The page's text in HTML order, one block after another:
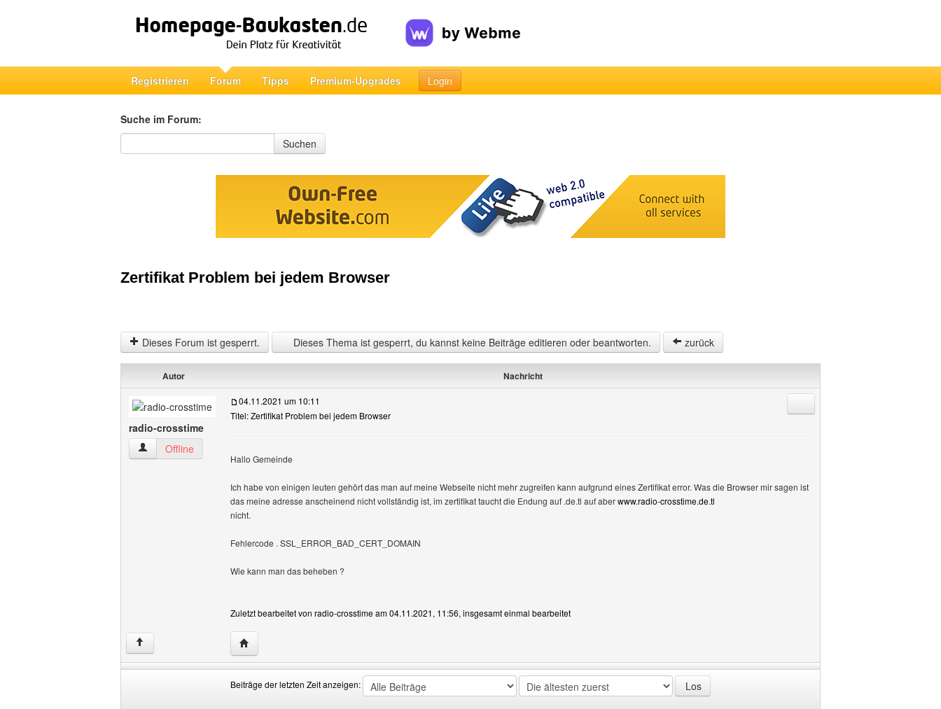
Registrieren Forum Tipps Premium-Upgrades Login
Suche im Forum:
Suche im Forum
Suchen
Zertifikat Problem bei jedem Browser
Dieses Forum ist gesperrt. Dieses Thema ist gesperrt, du kannst keine Beiträge editieren oder beantworten. zurück
Autor Nachricht
radio-crosstime
radio-crosstime Benutzer-Profile anzeigen
Offline
04.11.2021 um 10:11
Titel: Zertifikat Problem bei jedem Browser
Hallo Gemeinde
Ich habe von einigen leuten gehört das man auf meine Webseite nicht mehr zugreifen kann aufgrund eines Zertifikat error. Was die Browser mir sagen ist
das meine adresse anscheinend nicht vollständig ist, im zertifikat taucht die Endung auf .de.tl auf aberwww.radio-crosstime.de.tl
nicht.
Fehlercode . SSL_ERROR_BAD_CERT_DOMAIN
Wie kann man das beheben ?
Zuletzt bearbeitet von radio-crosstime am 04.11.2021, 11:56, insgesamt einmal bearbeitet
↑ Website dieses Benutzers besuchen: radio-crosstime
Beiträge der letzten Zeit anzeigen: